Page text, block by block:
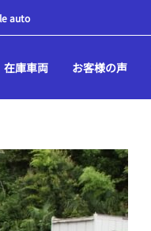
auto
在庫車両 お客様の声